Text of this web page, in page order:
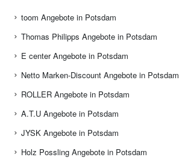
toom Angebote in Potsdam
Thomas Philipps Angebote in Potsdam
E center Angebote in Potsdam
Netto Marken-Discount Angebote in Potsdam
ROLLER Angebote in Potsdam
A.T.U Angebote in Potsdam
JYSK Angebote in Potsdam
Holz Possling Angebote in Potsdam